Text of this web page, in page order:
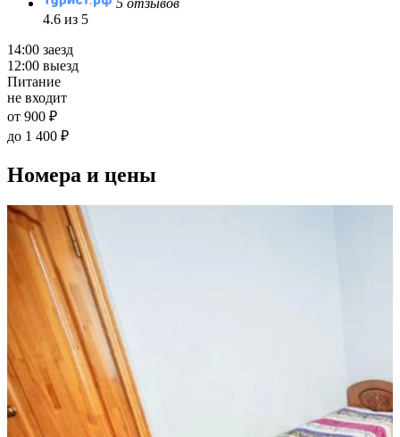
4.6 из 5
14:00 заезд
12:00 выезд
Питание
не входит
от 900 ₽
до 1 400 ₽
Номера и цены